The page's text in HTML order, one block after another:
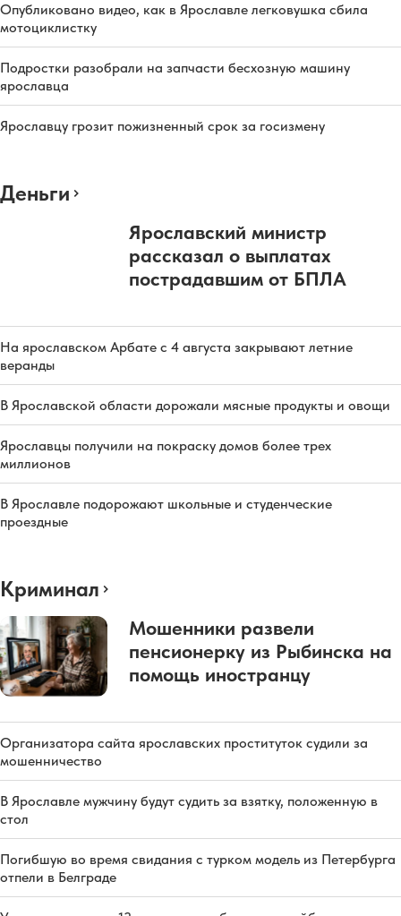
Опубликовано видео, как в Ярославле легковушка сбила
мотоциклистку
Подростки разобрали на запчасти бесхозную машину
ярославца
Ярославцу грозит пожизненный срок за госизмену
Деньги
Ярославский министр
рассказал о выплатах
пострадавшим от БПЛА
На ярославском Арбате с 4 августа закрывают летние
веранды
В Ярославской области дорожали мясные продукты и овощи
Ярославцы получили на покраску домов более трех
миллионов
В Ярославле подорожают школьные и студенческие
проездные
Криминал
Мошенники развели
пенсионерку из Рыбинска на
помощь иностранцу
Организатора сайта ярославских проституток судили за
мошенничество
В Ярославле мужчину будут судить за взятку, положенную в
стол
Погибшую во время свидания с турком модель из Петербурга
отпели в Белграде